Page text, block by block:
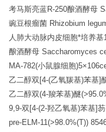
考马斯亮蓝R-250酿酒酵母
豌豆根瘤菌 Rhizobium
人肺大动脉内皮细胞*培养基
酿酒酵母 Saccharomyces
MA-782(小鼠腺细胞
乙二醇双[4-(乙氧羰基)苯基]
乙二醇双(4-羧苯基)醚
9,9-双[4-(2-羟乙氧基)苯基]
pre-ELM-11(>98.0%(T))